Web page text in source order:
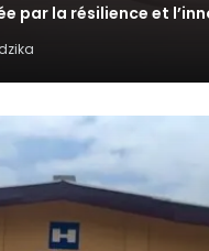
par la résilience et